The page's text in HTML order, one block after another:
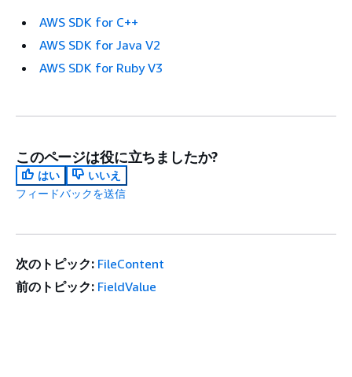
AWS SDK for C++
AWS SDK for Java V2
AWS SDK for Ruby V3
このページは役に立ちましたか?
はい
いいえ
フィードバックを送信
次のトピック: FileContent
前のトピック: FieldValue